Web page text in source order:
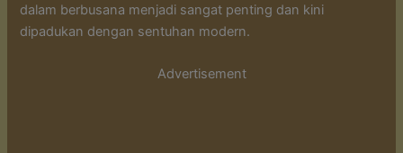
dalam berbusana menjadi sangat penting dan kini
dipadukan dengan sentuhan modern.
Advertisement